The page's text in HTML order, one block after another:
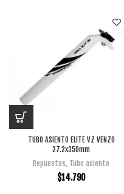
TUBO ASIENTO ELITE VZ VENZO
27.2x350mm
Repuestos, Tubo asiento
$14.790